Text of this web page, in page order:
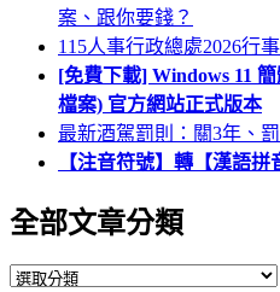
案、跟你要錢？
115人事行政總處2026行
[免費下載] Windows 11
檔案) 官方網站正式版本
最新酒駕罰則：關3年、
【注音符號】轉【漢語
全部文章分類
全